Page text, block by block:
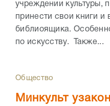
учреждении культуры,
принести свои книги и
библиоящика.
по искусству. Также...
Общество
Минкульт